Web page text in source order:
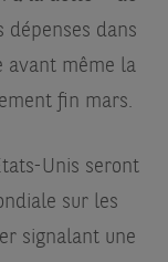
dépenses dans
avant même la
fin mars.
Unis seront
sur les
signalant une